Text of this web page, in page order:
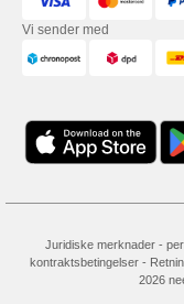
Vi sender med
Juridiske merknader-
kontraktsbetingelser-
2026